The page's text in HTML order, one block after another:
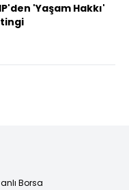
'Yaşam Hakkı'
Borsa